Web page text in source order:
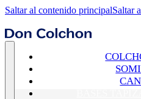
Saltar al contenido principalSaltar